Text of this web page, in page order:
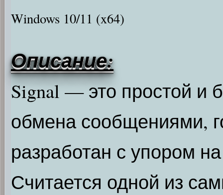
Windows 10/11 (x64)
Описание:
Signal — это простой и
обмена сообщениями,
разработан с упором
Считается одной из